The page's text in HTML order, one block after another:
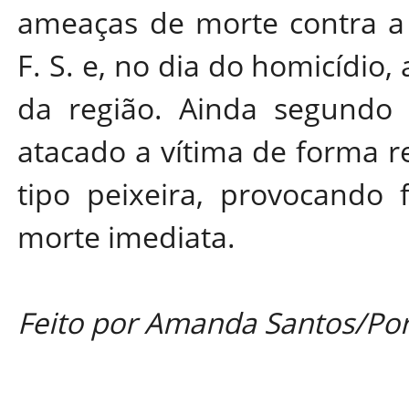
ameaças de morte contra
F. S. e, no dia do
da região. Ainda
atacado a vítima de forma
tipo peixeira, provocando
morte imediata.
Feito por Amanda Santos/